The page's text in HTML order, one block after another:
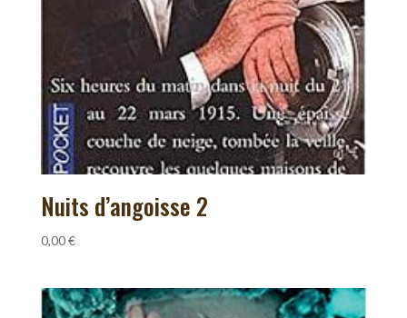
Nuits d’angoisse 2
0,00€